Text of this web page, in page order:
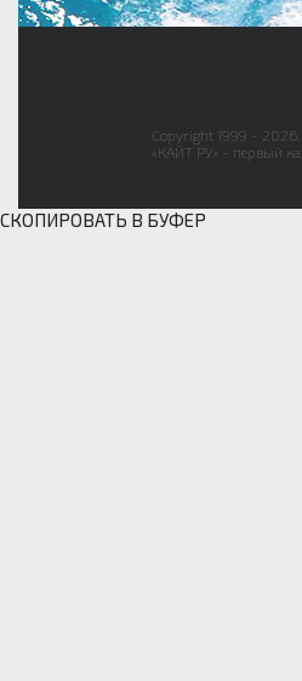
Copyright 1999 -
«КАЙТ РУ» - первый
СКОПИРОВАТЬ В БУФЕР